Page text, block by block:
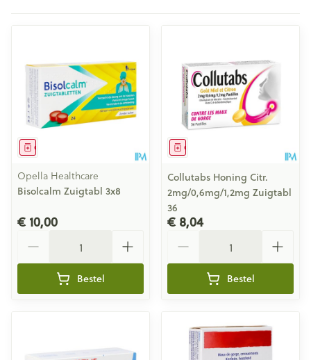
Geneesmiddel
Opella Healthcare
Bisolcalm Zuigtabl 3x8
€ 10,00
Bestel
Geneesmiddel
Collutabs Honing Citr.
2mg/0,6mg/1,2mg Zuigtabl
36
€ 8,04
Bestel